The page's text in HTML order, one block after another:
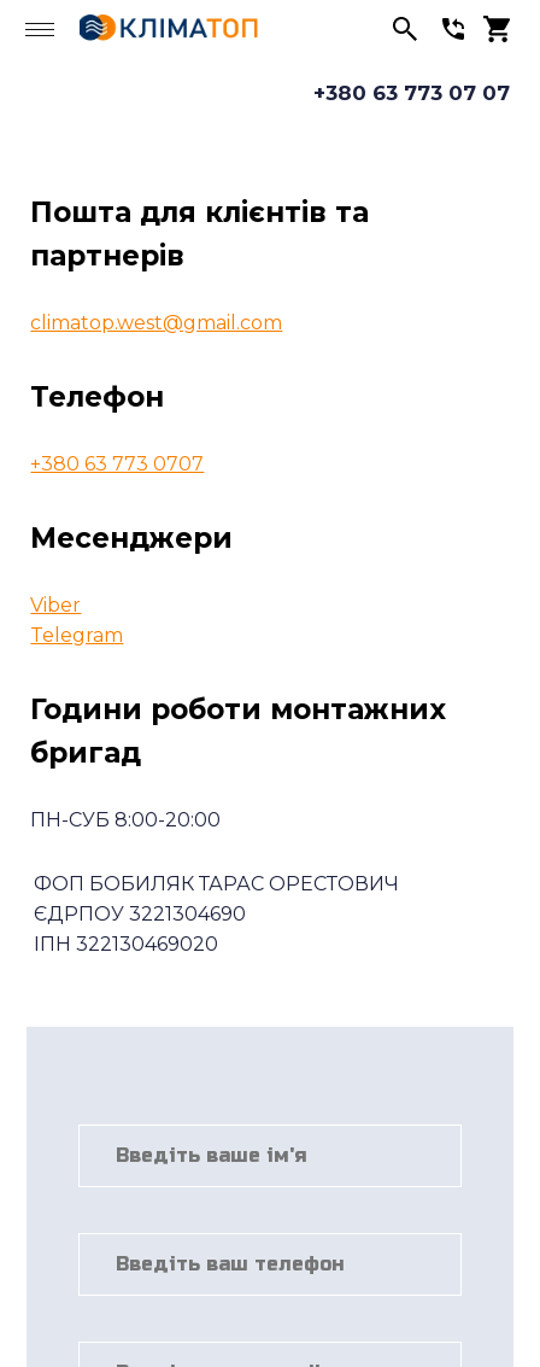
+380 63 773 07 07
Пошта для клієнтів та
партнерів
climatop.west@gmail.com
Телефон
+380 63 773 0707
Месенджери
Viber
Telegram
Години роботи монтажних
бригад
ПН-СУБ 8:00-20:00
ФОП БОБИЛЯК ТАРАС ОРЕСТОВИЧ
ЄДРПОУ 3221304690
ІПН 322130469020